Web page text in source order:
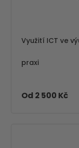
Využití ICT ve
praxi
Od 2 500 Kč